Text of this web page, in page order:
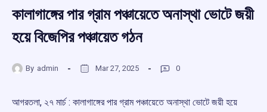
কালাগাঙ্গের পার গ্রাম পঞ্চায়েতে অনাস্থা ভোটে জয়ী
হয়ে বিজেপির পঞ্চায়েত গঠন
By admin Mar 27, 2025 0
আগরতলা, ২৭ মার্চ : কালাগাঙ্গের পার গ্রাম পঞ্চায়েতে অনাস্থা ভোটে জয়ী হয়ে